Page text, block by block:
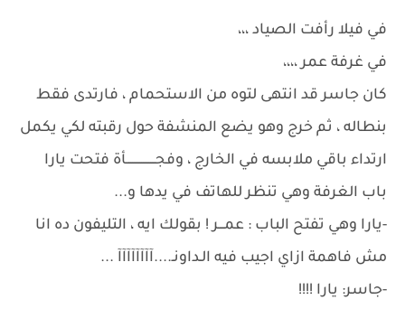
في فيلا رأفت الصياد ،،،
في غرفة عمر ،،،،
كان جاسر قد انتهى لتوه من الاستحمام ، فارتدى فقط
بنطاله ، ثم خرج وهو يضع المنشفة حول رقبته لكي يكمل
ارتداء باقي ملابسه في الخارج ، وفجــــــــــــــــأة فتحت يارا
باب الغرفة وهي تنظر للهاتف في يدها و...
-يارا وهي تفتح الباب : عمـــر ! بقولك ايه ، التليفون ده انا
مش فاهمة ازاي اجيب فيه الـداونـ....آآآآآآآآ ...
-جاسر: يارا !!!!